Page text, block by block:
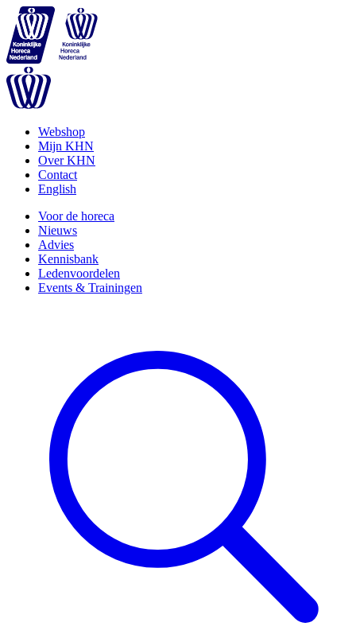
Webshop
Mijn KHN
Over KHN
Contact
English
Voor de horeca
Nieuws
Advies
Kennisbank
Ledenvoordelen
Events & Trainingen